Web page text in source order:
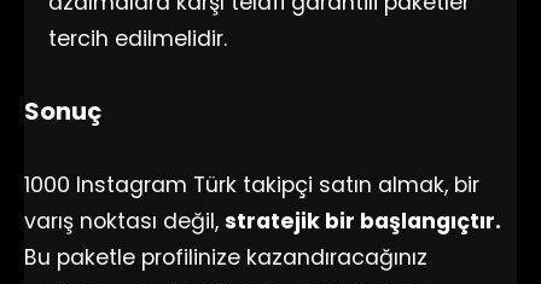
tercih edilmelidir.
Sonuç
1000 Instagram Türk takipçi satın almak, bir
varış noktası değil, stratejik bir başlangıçtır.
Bu paketle profilinize kazandıracağınız